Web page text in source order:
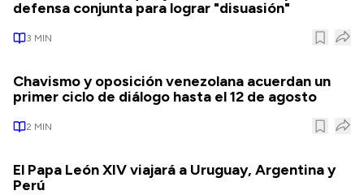
defensa conjunta para lograr "disuasión"
3 MIN
Chavismo y oposición venezolana acuerdan un
primer ciclo de diálogo hasta el 12 de agosto
2 MIN
El Papa León XIV viajará a Uruguay, Argentina y
Perú